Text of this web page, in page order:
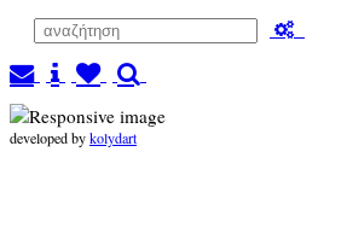
developed bykolydart